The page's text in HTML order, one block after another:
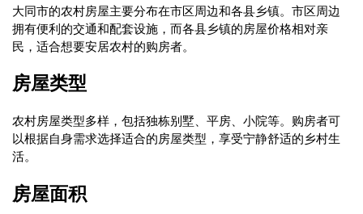
大同市的农村房屋主要分布在市区周边和各县乡镇。市区周边
拥有便利的交通和配套设施，而各县乡镇的房屋价格相对亲
民，适合想要安居农村的购房者。
房屋类型
农村房屋类型多样，包括独栋别墅、平房、小院等。购房者可
以根据自身需求选择适合的房屋类型，享受宁静舒适的乡村生
活。
房屋面积